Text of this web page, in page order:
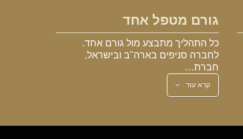
גורם מטפל אחד
כל התהליך מתבצע מול גורם אחד.
לחברה סניפים בארה"ב ובישראל,
חברת…
קרא עוד